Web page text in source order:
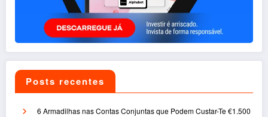
Posts recentes
6 Armadilhas nas Contas Conjuntas que Podem Custar-Te €1.500